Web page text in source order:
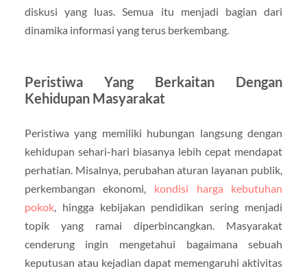
diskusi yang luas. Semua itu menjadi bagian dari
dinamika informasi yang terus berkembang.
Peristiwa Yang Berkaitan Dengan
Kehidupan Masyarakat
Peristiwa yang memiliki hubungan langsung dengan
kehidupan sehari-hari biasanya lebih cepat mendapat
perhatian. Misalnya, perubahan aturan layanan publik,
perkembangan ekonomi, kondisi harga kebutuhan
pokok, hingga kebijakan pendidikan sering menjadi
topik yang ramai diperbincangkan. Masyarakat
cenderung ingin mengetahui bagaimana sebuah
keputusan atau kejadian dapat memengaruhi aktivitas